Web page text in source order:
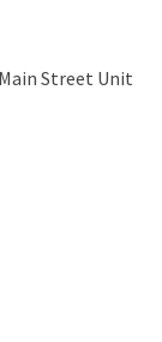
Street Unit